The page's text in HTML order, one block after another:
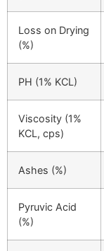
Loss on Drying
(%)
PH (1% KCL)
Viscosity (1%
KCL, cps)
Ashes (%)
Pyruvic Acid
(%)